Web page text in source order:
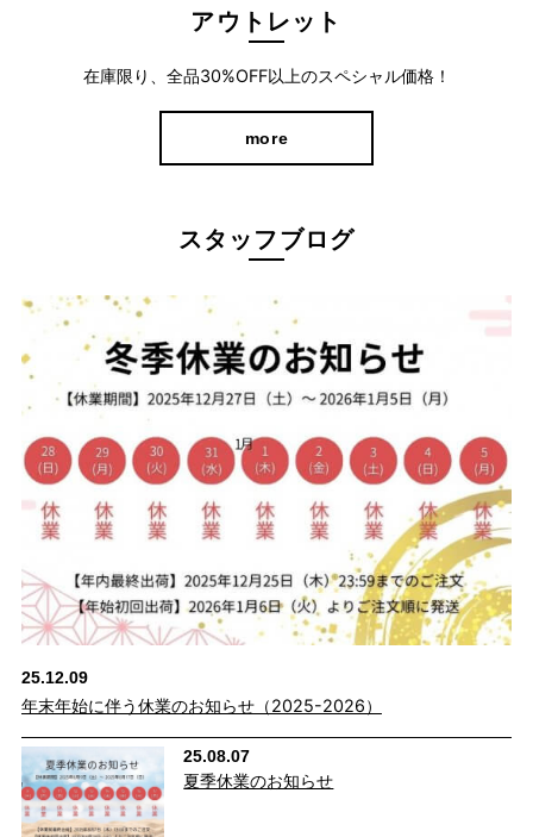
360°どこから見ても美脚を叶えるシルエット
を調整することで、起毛パンツにありがちな着膨れを解消し美し
ヒップ位置を高く見せ、はくだけでスタイルアップが可能に。
アウトレット
在庫限り、全品30%OFF以上のスペシャル価格！
more
スタッフブログ
25.12.09
年末年始に伴う休業のお知らせ（2025-2026）
25.08.07
夏季休業のお知らせ